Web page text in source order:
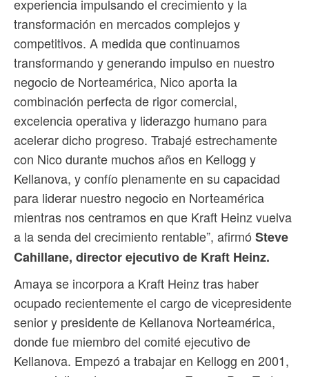
experiencia impulsando el crecimiento y la
transformación en mercados complejos y
competitivos. A medida que continuamos
transformando y generando impulso en nuestro
negocio de Norteamérica, Nico aporta la
combinación perfecta de rigor comercial,
excelencia operativa y liderazgo humano para
acelerar dicho progreso. Trabajé estrechamente
con Nico durante muchos años en Kellogg y
Kellanova, y confío plenamente en su capacidad
para liderar nuestro negocio en Norteamérica
mientras nos centramos en que Kraft Heinz vuelva
a la senda del crecimiento rentable”, afirmó Steve
Cahillane, director ejecutivo de Kraft Heinz.
Amaya se incorpora a Kraft Heinz tras haber
ocupado recientemente el cargo de vicepresidente
senior y presidente de Kellanova Norteamérica,
donde fue miembro del comité ejecutivo de
Kellanova. Empezó a trabajar en Kellogg en 2001,